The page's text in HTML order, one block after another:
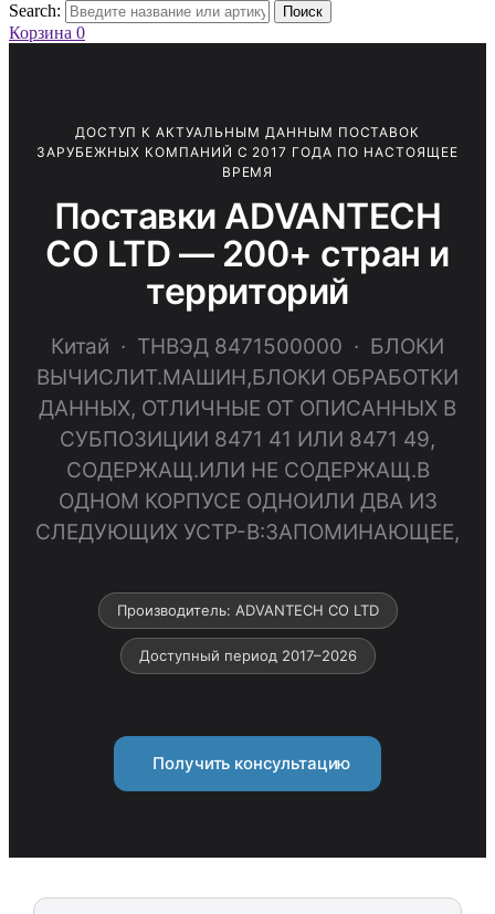
Search:
Поиск
Корзина 0
ДОСТУП К АКТУАЛЬНЫМ ДАННЫМ ПОСТАВОК
ЗАРУБЕЖНЫХ КОМПАНИЙ С 2017 ГОДА ПО НАСТОЯЩЕЕ
ВРЕМЯ
Поставки ADVANTECH
CO LTD — 200+ стран и
территорий
Китай · ТНВЭД 8471500000 · БЛОКИ
ВЫЧИСЛИТ.МАШИН,БЛОКИ ОБРАБОТКИ
ДАННЫХ, ОТЛИЧНЫЕ ОТ ОПИСАННЫХ В
СУБПОЗИЦИИ 8471 41 ИЛИ 8471 49,
СОДЕРЖАЩ.ИЛИ НЕ СОДЕРЖАЩ.В
ОДНОМ КОРПУСЕ ОДНОИЛИ ДВА ИЗ
СЛЕДУЮЩИХ УСТР-В:ЗАПОМИНАЮЩЕЕ,
Производитель: ADVANTECH CO LTD
Доступный период 2017–2026
Получить консультацию